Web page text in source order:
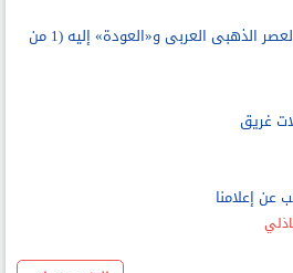
تأملات فى معنى العصر الذهبى العربى و«العودة» إليه (1 من
غريق
عن إعلامنا